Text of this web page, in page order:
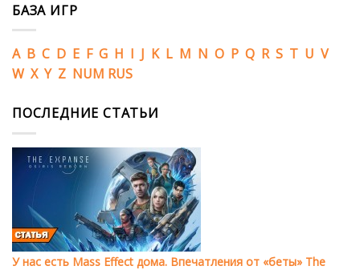
БАЗА ИГР
A B C D E F G H I J K L M N O P Q R S T U V
W X Y Z NUM RUS
ПОСЛЕДНИЕ СТАТЬИ
У нас есть Mass Effect дома. Впечатления от «беты» The